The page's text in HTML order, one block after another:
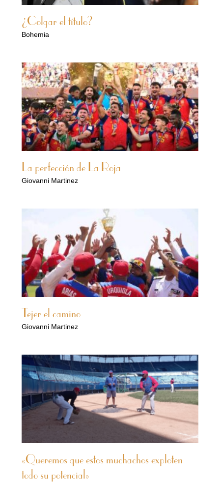
¿Colgar el título?
Bohemia
La perfección de La Roja
Giovanni Martinez
Tejer el camino
Giovanni Martinez
«Queremos que estos muchachos exploten
todo su potencial»